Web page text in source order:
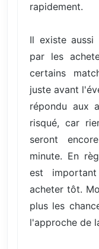
rapidement.
Il existe aussi
par les
certains
juste avant
répondu aux
risqué, car
seront
minute. En
est
acheter tôt.
plus les
l'approche de